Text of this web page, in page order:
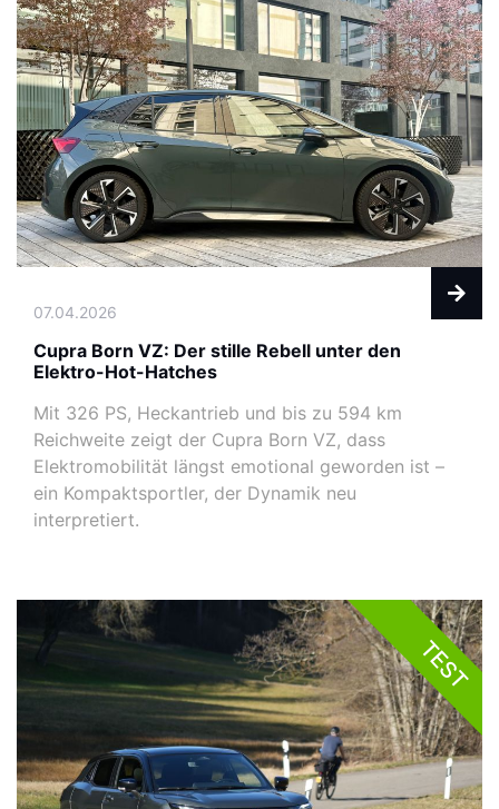
07.04.2026
Cupra Born VZ: Der stille Rebell unter den
Elektro-Hot-Hatches
Mit 326 PS, Heckantrieb und bis zu 594 km
Reichweite zeigt der Cupra Born VZ, dass
Elektromobilität längst emotional geworden ist –
ein Kompaktsportler, der Dynamik neu
interpretiert.
TEST